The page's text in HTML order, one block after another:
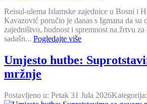
Reisul-ulema Islamske zajednice u Bosni i
Kavazović poručio je danas s Igmana da su
zajedništvo, budnost i spremnost na žrtvu
sadašn... Pogledajte više
Umjesto hutbe:
mržnje
Postavljeno u: Petak 31 Jula 2026Kategorija: